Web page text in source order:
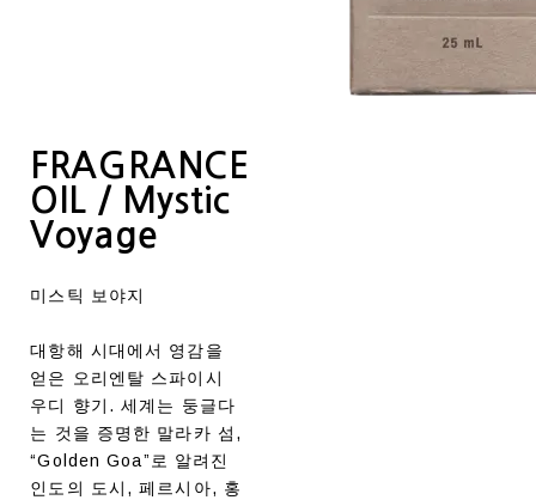
FRAGRANCE
OIL / Mystic
Voyage
미스틱 보야지
대항해 시대에서 영감을
얻은 오리엔탈 스파이시
우디 향기. 세계는 둥글다
는 것을 증명한 말라카 섬,
“Golden Goa”로 알려진
인도의 도시, 페르시아, 홍